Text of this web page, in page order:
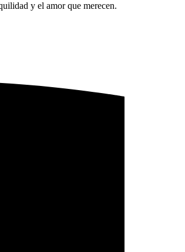
y el amor que merecen.